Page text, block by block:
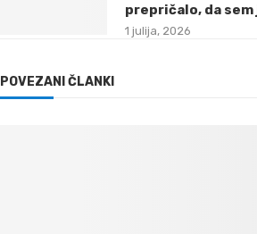
prepričalo, da
1 julija, 2026
POVEZANI ČLANKI